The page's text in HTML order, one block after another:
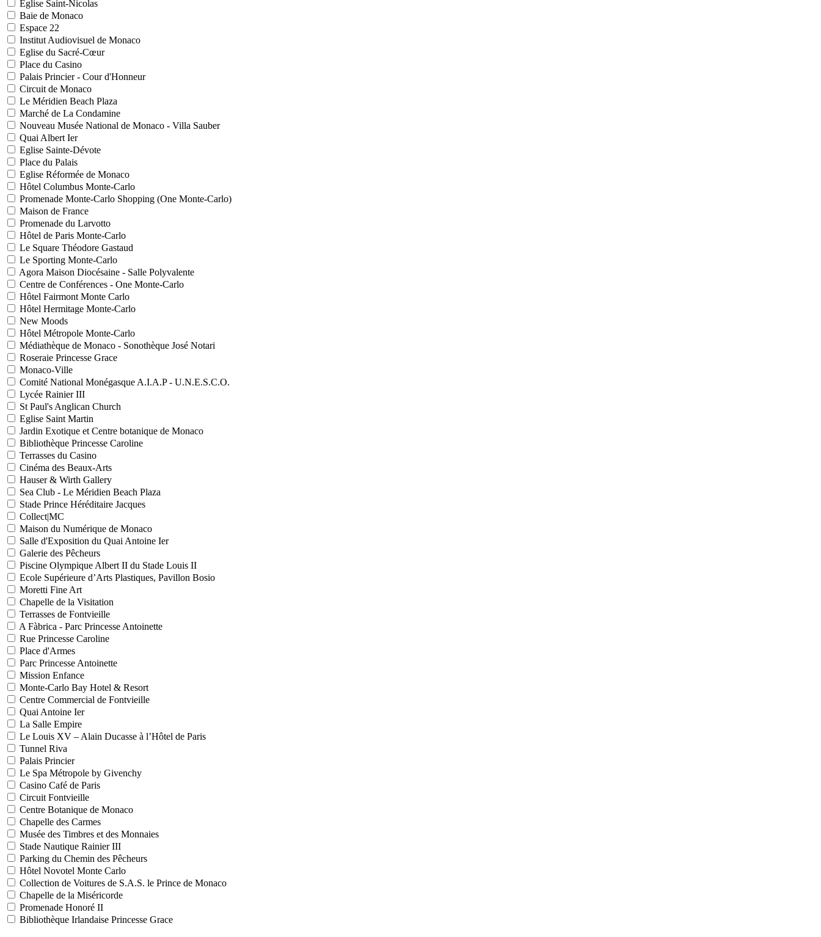
Eglise Saint-Nicolas
Baie de Monaco
Espace 22
Institut Audiovisuel de Monaco
Eglise du Sacré-Cœur
Place du Casino
Palais Princier - Cour d'Honneur
Circuit de Monaco
Le Méridien Beach Plaza
Marché de La Condamine
Nouveau Musée National de Monaco - Villa Sauber
Quai Albert Ier
Eglise Sainte-Dévote
Place du Palais
Eglise Réformée de Monaco
Hôtel Columbus Monte-Carlo
Promenade Monte-Carlo Shopping (One Monte-Carlo)
Maison de France
Promenade du Larvotto
Hôtel de Paris Monte-Carlo
Le Square Théodore Gastaud
Le Sporting Monte-Carlo
Agora Maison Diocésaine - Salle Polyvalente
Centre de Conférences - One Monte-Carlo
Hôtel Fairmont Monte Carlo
Hôtel Hermitage Monte-Carlo
New Moods
Hôtel Métropole Monte-Carlo
Médiathèque de Monaco - Sonothèque José Notari
Roseraie Princesse Grace
Monaco-Ville
Comité National Monégasque A.I.A.P - U.N.E.S.C.O.
Lycée Rainier III
St Paul's Anglican Church
Eglise Saint Martin
Jardin Exotique et Centre botanique de Monaco
Bibliothèque Princesse Caroline
Terrasses du Casino
Cinéma des Beaux-Arts
Hauser & Wirth Gallery
Sea Club - Le Méridien Beach Plaza
Stade Prince Héréditaire Jacques
Collect|MC
Maison du Numérique de Monaco
Salle d'Exposition du Quai Antoine Ier
Galerie des Pêcheurs
Piscine Olympique Albert II du Stade Louis II
Ecole Supérieure d’Arts Plastiques, Pavillon Bosio
Moretti Fine Art
Chapelle de la Visitation
Terrasses de Fontvieille
A Fàbrica - Parc Princesse Antoinette
Rue Princesse Caroline
Place d'Armes
Parc Princesse Antoinette
Mission Enfance
Monte-Carlo Bay Hotel & Resort
Centre Commercial de Fontvieille
Quai Antoine Ier
La Salle Empire
Le Louis XV – Alain Ducasse à l’Hôtel de Paris
Tunnel Riva
Palais Princier
Le Spa Métropole by Givenchy
Casino Café de Paris
Circuit Fontvieille
Centre Botanique de Monaco
Chapelle des Carmes
Musée des Timbres et des Monnaies
Stade Nautique Rainier III
Parking du Chemin des Pêcheurs
Hôtel Novotel Monte Carlo
Collection de Voitures de S.A.S. le Prince de Monaco
Chapelle de la Miséricorde
Promenade Honoré II
Bibliothèque Irlandaise Princesse Grace